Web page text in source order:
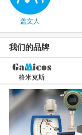
盖文人
我们的品牌
格米克斯